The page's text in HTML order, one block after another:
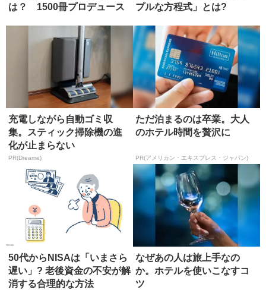
は？ 1500冊プロデュース
プルな方程式」とは?
充電しながら自動ゴミ収
集。スティック掃除機の進
化が止まらない
PR(Dreame)
ただ泊まるのは卒業。大人
のホテル時間を贅沢に
PR(アメリカン・エキスプレス・ジャパン)
50代からNISAは「いまさら
遅い」? 老後資金の不安が解
消する合理的な方法
なぜあの人は旅上手なの
か。ホテルを使いこなすコ
ツ